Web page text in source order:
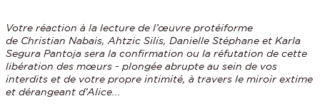
Votre réaction à la lecture de l’œuvre protéiforme
de Christian Nabais, Ahtzic Silis, Danielle Stéphane et Karla
Segura Pantoja sera la confirmation ou la réfutation de cette
libération des mœurs - plongée abrupte au sein de vos
interdits et de votre propre intimité, à travers le miroir extime
et dérangeant d’Alice...